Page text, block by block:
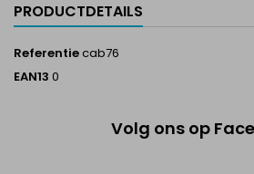
PRODUCTDETAILS
Referentiecab76
EAN13 0
Volg ons op